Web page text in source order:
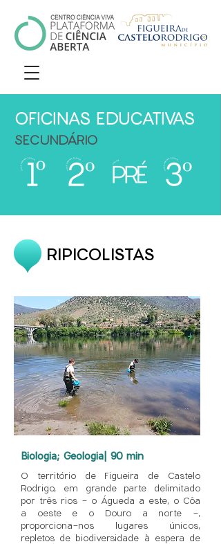
OFICINAS EDUCATIVAS
SECUNDÁRIO
RIPICOLISTAS
Biologia; Geologia| 90 min
O território de Figueira de Castelo
Rodrigo, em grande parte delimitado
por três rios - o Águeda a este, o Côa
a oeste e o Douro a norte -,
proporciona-nos lugares únicos,
repletos de biodiversidade à espera de